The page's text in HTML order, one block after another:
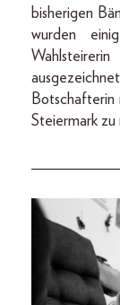
bisherigen
wurden
Steiermark